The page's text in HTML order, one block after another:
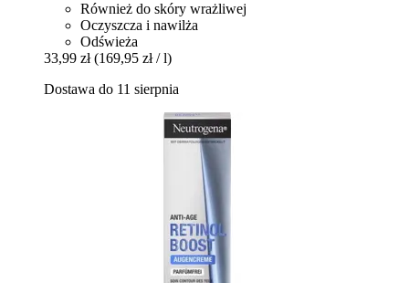
Również do skóry wrażliwej
Oczyszcza i nawilża
Odświeża
33,99 zł (169,95 zł / l)
Dostawa do 11 sierpnia